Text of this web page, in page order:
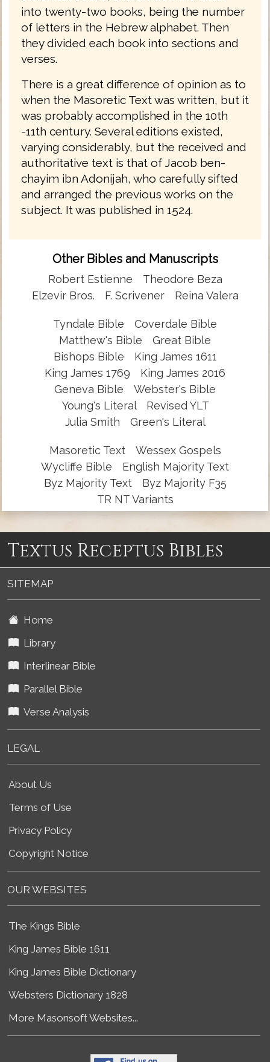
into twenty-two books, being the number
of letters in the Hebrew alphabet. Then
they divided each book into sections and
verses.
There is a great difference of opinion as to
when the Masoretic Text was written, but it
was probably accomplished in the 10th
-11th century. Several editions existed,
varying considerably, but the received and
authoritative text is that of Jacob ben-
chayim ibn Adonijah, who carefully sifted
and arranged the previous works on the
subject. It was published in 1524.
Other Bibles and Manuscripts
Robert Estienne
Theodore Beza
Elzevir Bros.
F. Scrivener Reina Valera
Tyndale Bible
Coverdale Bible
Matthew's Bible
Great Bible
Bishops Bible
King James 1611
King James 1769
King James 2016
Geneva Bible
Webster's Bible
Young's Literal
Revised YLT
Julia Smith
Green's Literal
Masoretic Text
Wessex Gospels
Wycliffe Bible
English Majority Text
Byz Majority Text
Byz Majority F35
TR NT Variants
Textus Receptus Bibles
SITEMAP
Home
Library
Interlinear Bible
Parallel Bible
Verse Analysis
LEGAL
About Us
Terms of Use
Privacy Policy
Copyright Notice
OUR WEBSITES
The Kings Bible
King James Bible 1611
King James Bible Dictionary
Websters Dictionary 1828
More Masonsoft Websites...